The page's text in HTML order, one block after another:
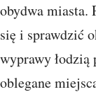
obydwa miasta.
się i sprawdzić
wyprawy
oblegane